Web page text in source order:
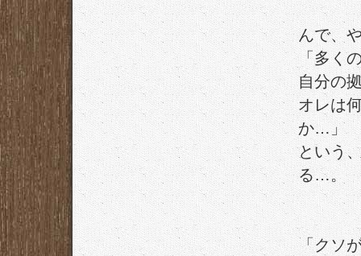
んで、
「多く
自分の
オレは
か…」
という
る…。
「クソ